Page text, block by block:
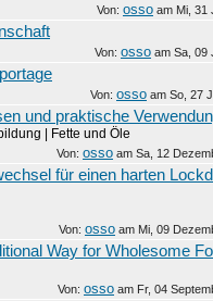
Von: osso am Mi, 31
Von: osso am Sa, 09
Von: osso am So, 27
und praktische
| Fette und Öle
Von: osso am Sa, 12
für einen harten
Von: osso am Mi, 09
Way for Wholesome
Von: osso am Fr, 04